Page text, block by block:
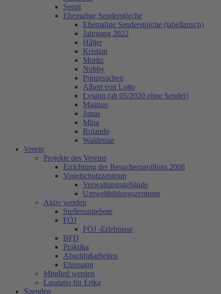
Seppl
Ehemalige Senderstörche
Ehemalige Senderstörche (tabellarisch)
Jahrgang 2022
Håljer
Kristian
Moritz
Nobby
Prinzesschen
Albert von Lotto
Lysann (ab 05/2020 ohne Sender)
Magnus
Jonas
Mina
Rolando
Waldemar
Verein
Projekte des Vereins
Errichtung der Besucherpavillons 2008
Vogelschutzzentrum
Verwaltungsgebäude
Umweltbildungszentrum
Aktiv werden
Stellenangebote
FÖJ
FÖJ -Erlebnisse
BFD
Praktika
Abschlußarbeiten
Ehrenamt
Mitglied werden
Laudatio für Erika
Spenden